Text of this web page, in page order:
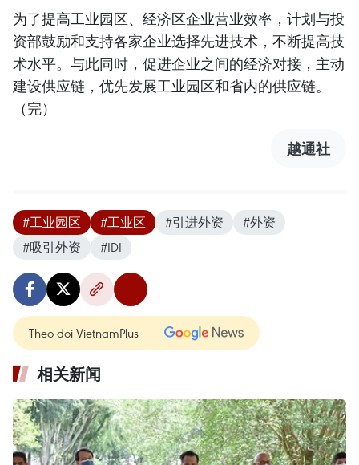
为了提高工业园区、经济区企业营业效率，计划与投
资部鼓励和支持各家企业选择先进技术，不断提高技
术水平。与此同时，促进企业之间的经济对接，主动
建设供应链，优先发展工业园区和省内的供应链。
（完）
越通社
#工业园区 #工业区 #引进外资
#外资
#吸引外资
#IDI
Theo dõi VietnamPlus
相关新闻